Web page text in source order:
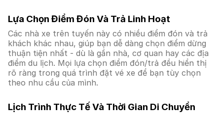
Lựa Chọn Điểm Đón Và Trả Linh Hoạt
Các nhà xe trên tuyến này có nhiều điểm đón và trả
khách khác nhau, giúp bạn dễ dàng chọn điểm dừng
thuận tiện nhất - dù là gần nhà, cơ quan hay các địa
điểm du lịch. Mọi lựa chọn điểm đón/trả đều hiển thị
rõ ràng trong quá trình đặt vé xe để bạn tùy chọn
theo nhu cầu của mình.
Lịch Trình Thực Tế Và Thời Gian Di Chuyển